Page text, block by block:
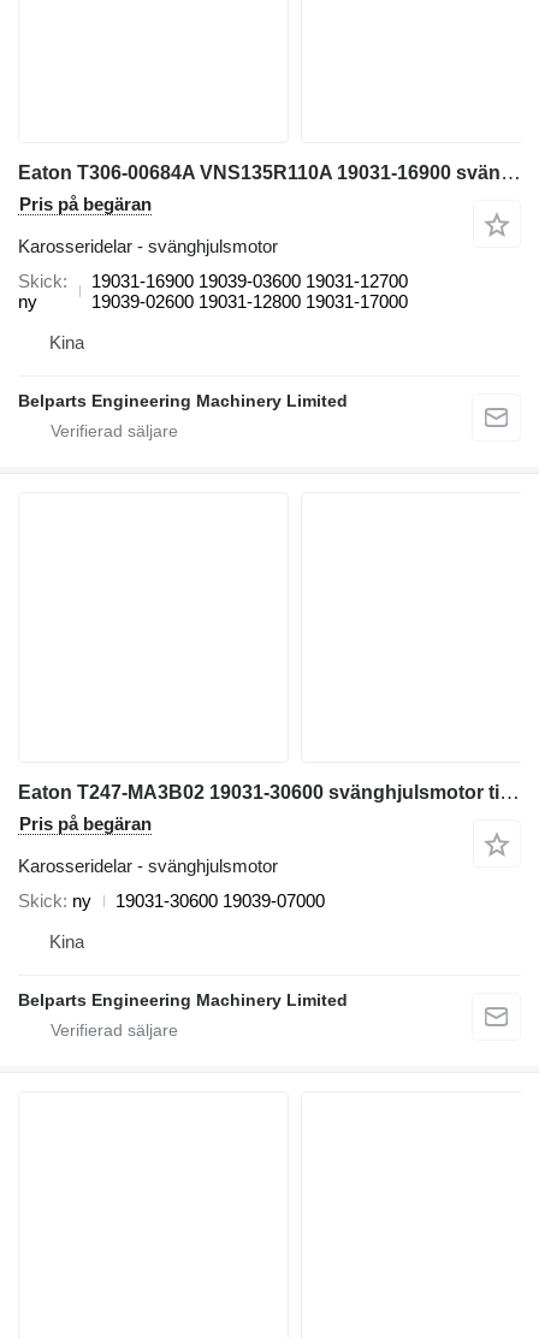
Eaton T306-00684A VNS135R110A 19031-16900 svänghjulsmotor till Takeuchi TB015 minigrävare
Pris på begäran
Karosseridelar - svänghjulsmotor
Skick
ny
19031-16900 19039-03600 19031-12700
19039-02600 19031-12800 19031-17000
Kina
Belparts Engineering Machinery Limited
Eaton T247-MA3B02 19031-30600 svänghjulsmotor till Takeuchi TB215R TB216 minigrävare
Pris på begäran
Karosseridelar - svänghjulsmotor
Skick ny
19031-30600 19039-07000
Kina
Belparts Engineering Machinery Limited